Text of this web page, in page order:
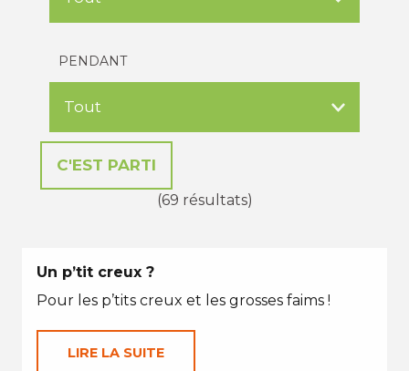
PENDANT
(69 résultats)
Un p’tit creux ?
Pour les p’tits creux et les grosses faims !
LIRE LA SUITE